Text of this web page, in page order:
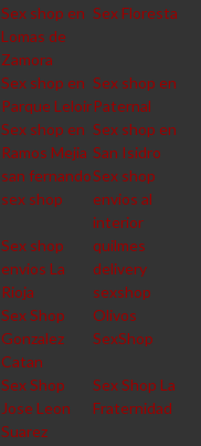
Sex shop en
Lomas de
Zamora
Sex Floresta
Sex shop en
Parque Leloir
Sex shop en
Paternal
Sex shop en
Ramos Mejia
Sex shop en
San Isidro
san fernando
sex shop
Sex shop
envios al
interior
Sex shop
envios La
Rioja
quilmes
delivery
sexshop
Sex Shop
Gonzalez
Catan
Olivos
SexShop
Sex Shop
Jose Leon
Suarez
Sex Shop La
Fraternidad